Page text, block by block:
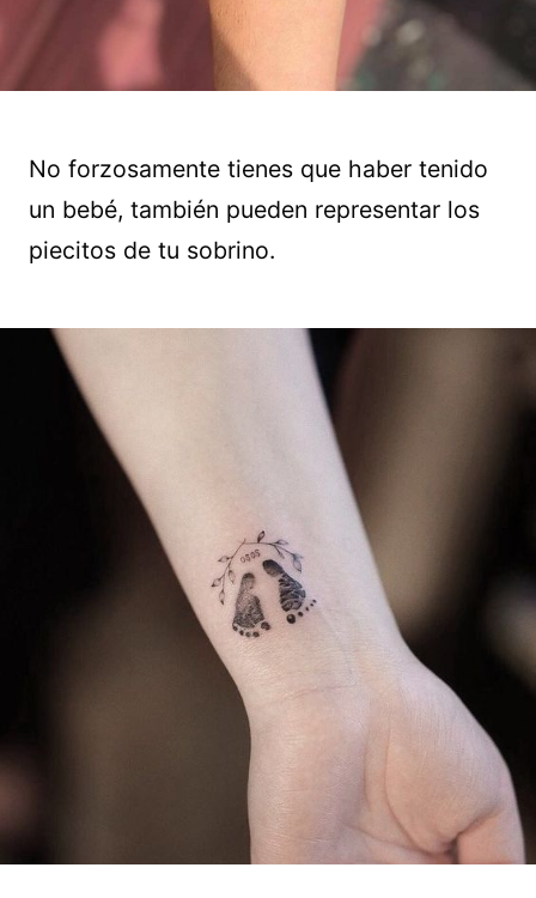
No forzosamente tienes que haber tenido
un bebé, también pueden representar los
piecitos de tu sobrino.